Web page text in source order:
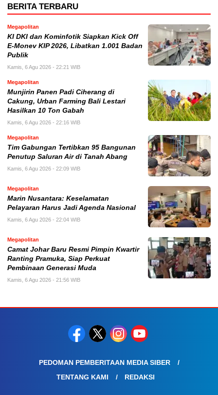
BERITA TERBARU
Megapolitan
KI DKI dan Kominfotik Siapkan Kick Off
E-Monev KIP 2026, Libatkan 1.001 Badan
Publik
Kamis, 6 Agu 2026 - 22:21 WIB
Megapolitan
Munjirin Panen Padi Ciherang di
Cakung, Urban Farming Bali Lestari
Hasilkan 10 Ton Gabah
Kamis, 6 Agu 2026 - 22:16 WIB
Megapolitan
Tim Gabungan Tertibkan 95 Bangunan
Penutup Saluran Air di Tanah Abang
Kamis, 6 Agu 2026 - 22:09 WIB
Megapolitan
Marin Nusantara: Keselamatan
Pelayaran Harus Jadi Agenda Nasional
Kamis, 6 Agu 2026 - 22:04 WIB
Megapolitan
Camat Johar Baru Resmi Pimpin Kwartir
Ranting Pramuka, Siap Perkuat
Pembinaan Generasi Muda
Kamis, 6 Agu 2026 - 21:56 WIB
PEDOMAN PEMBERITAAN MEDIA SIBER
TENTANG KAMI
REDAKSI